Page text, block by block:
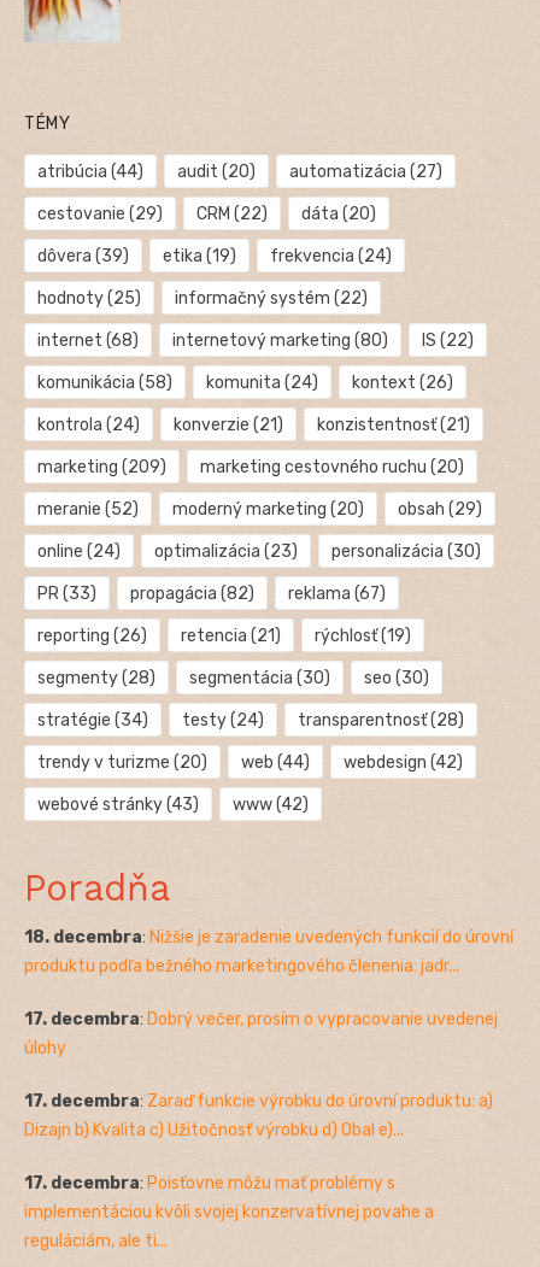
TÉMY
atribúcia (44) audit (20) automatizácia (27)
cestovanie (29) CRM (22) dáta (20)
dôvera (39) etika (19) frekvencia (24)
hodnoty(25) informačný systém (22)
internet (68) internetový marketing (80) IS (22)
komunikácia (58) komunita (24) kontext (26)
kontrola (24) konverzie (21) konzistentnosť(21)
marketing (209) marketing cestovného ruchu (20)
meranie (52) moderný marketing (20) obsah (29)
online (24) optimalizácia (23) personalizácia (30)
PR(33) propagácia (82) reklama (67)
reporting (26) retencia (21) rýchlosť(19)
segmenty(28) segmentácia (30) seo (30)
stratégie (34) testy(24) transparentnosť(28)
trendy v turizme (20) web (44) webdesign (42)
webové stránky(43) www(42)
Poradňa
18. decembra: Nižšie je zaradenie uvedených funkcií do úrovní
produktu podľa bežného marketingového členenia: jadr...
17. decembra: Dobrý večer, prosím o vypracovanie uvedenej
úlohy
17. decembra: Zaraď funkcie výrobku do úrovní produktu: a)
Dizajn b) Kvalita c) Užitočnosť výrobku d) Obal e)...
17. decembra: Poisťovne môžu mať problémy s
implementáciou kvôli svojej konzervatívnej povahe a
reguláciám, ale ti...